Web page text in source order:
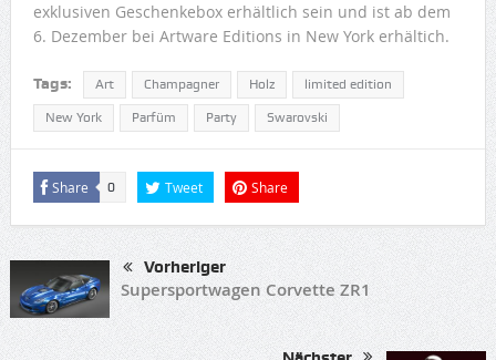
exklusiven Geschenkebox erhältlich sein und ist ab dem
6. Dezember bei Artware Editions in New York erhältich.
Tags: Art Champagner Holz limited edition
New York Parfüm Party Swarovski
Share 0 Tweet Share
Vorheriger
Supersportwagen Corvette ZR1